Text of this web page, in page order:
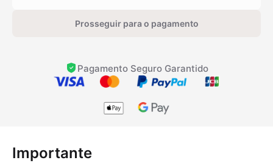
Prosseguir para o pagamento
Pagamento Seguro Garantido
Importante